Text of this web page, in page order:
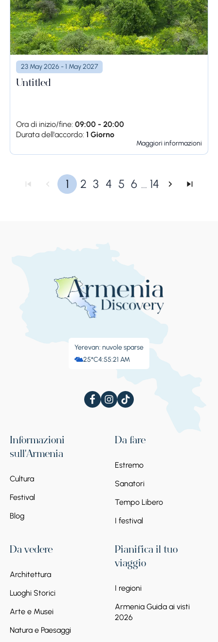
23 May 2026 - 1 May 2027
Untitled
Ora di inizio/fine: 09:00 - 20:00
Durata dell'accordo: 1 Giorno
Maggiori informazioni
1 2 3 4 5 6 ... 14
Yerevan: nuvole sparse
25°C4:55:22 AM
Informazioni
sull'Armenia
Cultura
Festival
Blog
Da fare
Estremo
Sanatori
Tempo Libero
I festival
Da vedere
Architettura
Luoghi Storici
Arte e Musei
Natura e Paesaggi
Pianifica il tuo
viaggio
I regioni
Armenia Guida ai visti
2026